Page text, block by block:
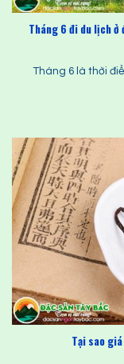
Tháng 6 đi du lịch ở
Tháng 6 là thời
Tại sao